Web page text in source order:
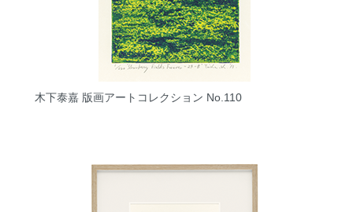
木下泰嘉 版画アートコレクション No.110